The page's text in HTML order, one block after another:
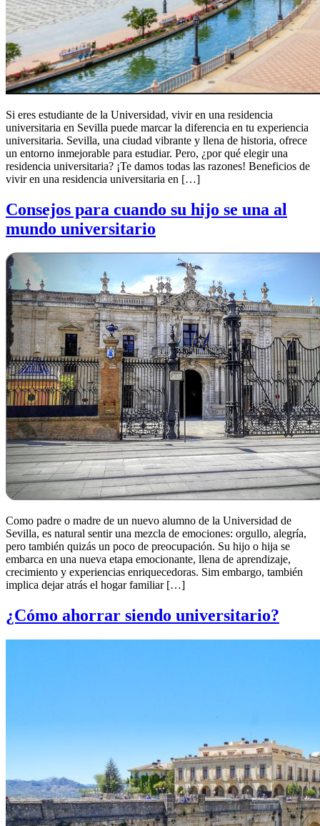
Si eres estudiante de la Universidad, vivir en una residencia
universitaria en Sevilla puede marcar la diferencia en tu experiencia
universitaria. Sevilla, una ciudad vibrante y llena de historia, ofrece
un entorno inmejorable para estudiar. Pero, ¿por qué elegir una
residencia universitaria? ¡Te damos todas las razones! Beneficios de
vivir en una residencia universitaria en […]
Consejos para cuando su hijo se una al
mundo universitario
Como padre o madre de un nuevo alumno de la Universidad de
Sevilla, es natural sentir una mezcla de emociones: orgullo, alegría,
pero también quizás un poco de preocupación. Su hijo o hija se
embarca en una nueva etapa emocionante, llena de aprendizaje,
crecimiento y experiencias enriquecedoras. Sim embargo, también
implica dejar atrás el hogar familiar […]
¿Cómo ahorrar siendo universitario?